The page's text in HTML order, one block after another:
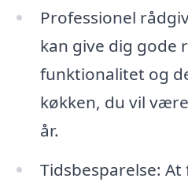
Professionel
kan give dig gode
funktionalitet og
køkken, du vil
år.
Tidsbesparelse: